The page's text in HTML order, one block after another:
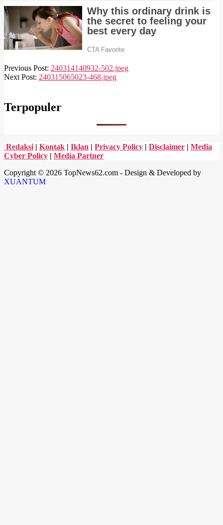
2024-
03-
Previous Post: 240314140932-502.jpeg
Next Post: 240315065023-468.jpeg
Terpopuler
Redaksi | Kontak | Iklan | Privacy Policy | Disclaimer | Media
Cyber Policy | Media Partner
Copyright © 2026 TopNews62.com - Design & Developed by
XUANTUM